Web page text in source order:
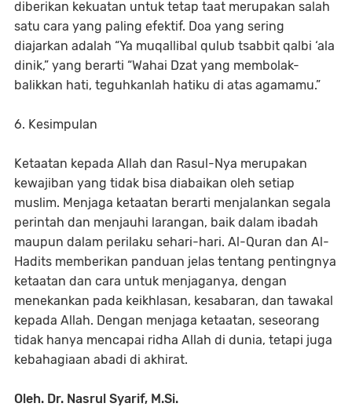
diberikan kekuatan untuk tetap taat merupakan salah
satu cara yang paling efektif. Doa yang sering
diajarkan adalah “Ya muqallibal qulub tsabbit qalbi ‘ala
dinik,” yang berarti “Wahai Dzat yang membolak-
balikkan hati, teguhkanlah hatiku di atas agamamu.”
6. Kesimpulan
Ketaatan kepada Allah dan Rasul-Nya merupakan
kewajiban yang tidak bisa diabaikan oleh setiap
muslim. Menjaga ketaatan berarti menjalankan segala
perintah dan menjauhi larangan, baik dalam ibadah
maupun dalam perilaku sehari-hari. Al-Quran dan Al-
Hadits memberikan panduan jelas tentang pentingnya
ketaatan dan cara untuk menjaganya, dengan
menekankan pada keikhlasan, kesabaran, dan tawakal
kepada Allah. Dengan menjaga ketaatan, seseorang
tidak hanya mencapai ridha Allah di dunia, tetapi juga
kebahagiaan abadi di akhirat.
Oleh. Dr. Nasrul Syarif, M.Si.